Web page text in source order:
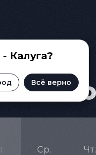
Калуга?
Всё верно
28
Ср. Чт.